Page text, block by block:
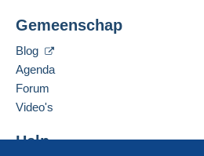
Deze zone omvat
Om toegang te krijgen
25 avenue Jean Jaurès
66330
Deze verkoper toevoegen aan
Gemeenschap
Blog
Agenda
Forum
Video's
Help